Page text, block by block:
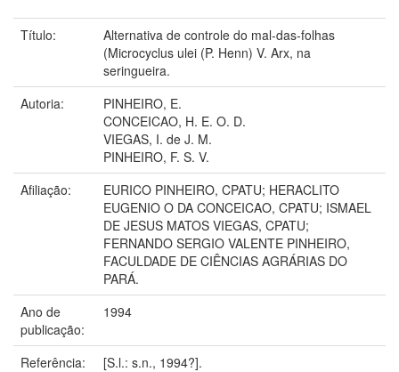
Título:
Alternativa de controle do mal-das-folhas
(Microcyclus ulei (P. Henn) V. Arx, na
seringueira.
Autoria:
PINHEIRO, E.
CONCEICAO, H. E. O. D.
VIEGAS, I. de J. M.
PINHEIRO, F. S. V.
Afiliação:
EURICO PINHEIRO, CPATU; HERACLITO
EUGENIO O DA CONCEICAO, CPATU; ISMAEL
DE JESUS MATOS VIEGAS, CPATU;
FERNANDO SERGIO VALENTE PINHEIRO,
FACULDADE DE CIÊNCIAS AGRÁRIAS DO
PARÁ.
Ano de
publicação:
1994
Referência:
[S.l.: s.n., 1994?].